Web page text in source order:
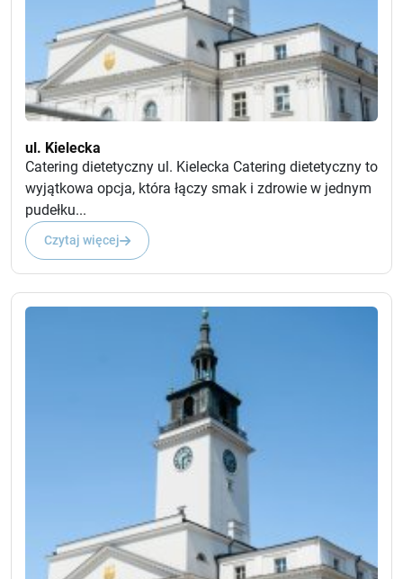
ul. Kielecka
Catering dietetyczny ul. Kielecka Catering dietetyczny to
wyjątkowa opcja, która łączy smak i zdrowie w jednym
pudełku...
Czytaj więcej